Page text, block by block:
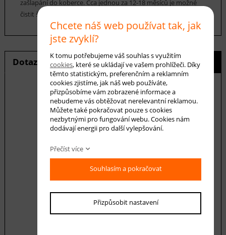
zašlapání do koberce. Cca jednou za 12-18 měsíců je možné
čistit šamponováním.
Dotaz na produkt Hlídání ceny
E-mail *
Váš dotaz
Chcete náš web používat tak, jak
jste zvyklí?
K tomu potřebujeme váš souhlas s využitím
cookies, které se ukládají ve vašem prohlížeči. Díky
těmto statistickým, preferenčním a reklamním
cookies zjistíme, jak náš web používáte,
přizpůsobíme vám zobrazené informace a
nebudeme vás obtěžovat nerelevantní reklamou.
Můžete také pokračovat pouze s cookies
nezbytnými pro fungování webu. Cookies nám
dodávají energii pro další vylepšování.
Přečíst více
Souhlasím a pokračovat
Přizpůsobit nastavení